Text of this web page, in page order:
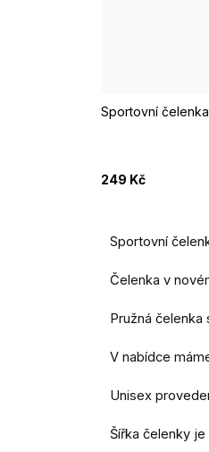
Sportovní čelenka
249 Kč
Sportovní
Čelenka v
Pružná
V nabídce
Unisex
Šířka čelenky